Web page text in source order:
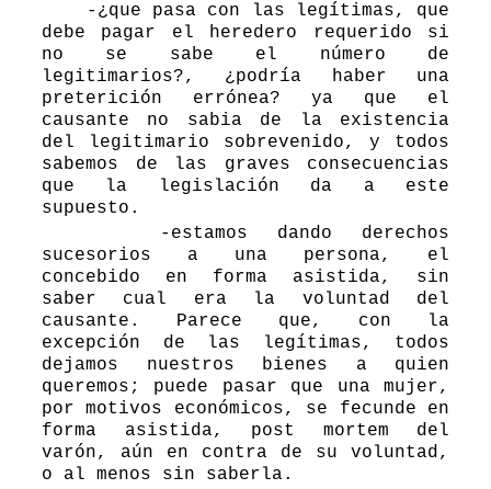
-¿que pasa con las legítimas, que
debe pagar el heredero requerido si
no se sabe el número de
legitimarios?, ¿podría haber una
preterición errónea? ya que el
causante no sabia de la existencia
del legitimario sobrevenido, y todos
sabemos de las graves consecuencias
que la legislación da a este
supuesto.
-estamos dando derechos
sucesorios a una persona, el
concebido en forma asistida, sin
saber cual era la voluntad del
causante. Parece que, con la
excepción de las legítimas, todos
dejamos nuestros bienes a quien
queremos; puede pasar que una mujer,
por motivos económicos, se fecunde en
forma asistida, post mortem del
varón, aún en contra de su voluntad,
o al menos sin saberla.